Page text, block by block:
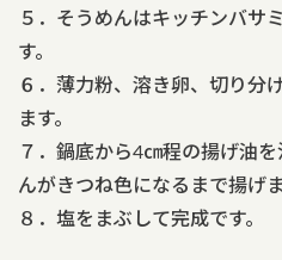
５．そうめんはキッチンバサ
す。
６．薄力粉、溶き卵、切り分
ます。
７．鍋底から4㎝程の揚げ油
んがきつね色になるまで揚げま
８．塩をまぶして完成です。